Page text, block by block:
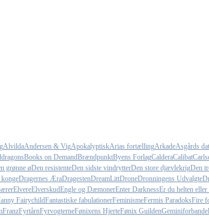
AlvildaAndersen & VigApokalyptiskArias fortællingArkadeAsgårds
Books on DemandBrændpunktByens ForlagCalderaCalibat
grønne øDen resistenteDen sidste vindrytterDen store djævlekrigDen
Dragernes ÆraDragestenDreamLittDroneDronningens Udvalgte
ElvereElverskudEngle og DæmonerEnter DarknessEr du helten
FairychildFantastiske fabulationerFeminismeFermis ParadoksFire
FranzFyrtårnFyrvogterneFønixens HjerteFønix Guilden